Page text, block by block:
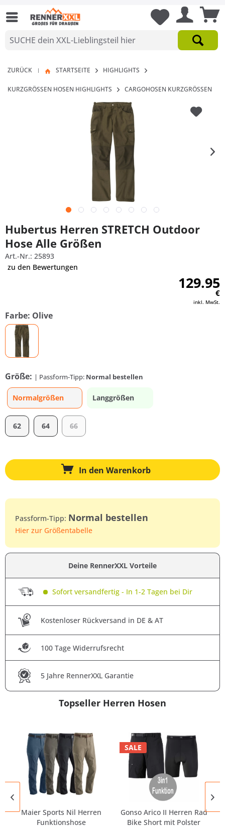
ZURÜCK | STARTSEITE HIGHLIGHTS
KURZGRÖSSEN HOSEN HIGHLIGHTS CARGOHOSEN KURZGRÖSSEN
Hubertus Herren STRETCH Outdoor
Hose Alle Größen
Art.-Nr.: 25893
zu den Bewertungen
129.95
€
inkl. MwSt.
Farbe: Olive
Größe: | Passform-Tipp: Normal bestellen
Normalgrößen Langgrößen
62 64 66
In den Warenkorb
Passform-Tipp: Normal bestellen
Hier zur Größentabelle
Deine RennerXXL Vorteile
Sofort versandfertig - In 1-2 Tagen bei Dir
Kostenloser Rückversand in DE & AT
100 Tage Widerrufsrecht
5 Jahre RennerXXL Garantie
Topseller Herren Hosen
Maier Sports Nil Herren
Funktionshose
SALE
Gonso Arico II Herren Rad
Bike Short mit Polster